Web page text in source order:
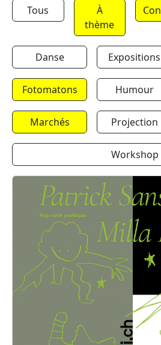
Tous
À
thème
Danse Expositions
Fotomatons Humour
Marchés Projection
Workshop